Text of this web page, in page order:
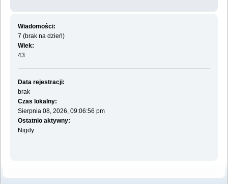
Wiadomości:
7 (brak na dzień)
Wiek:
43
Data rejestracji:
brak
Czas lokalny:
Sierpnia 08, 2026, 09:06:56 pm
Ostatnio aktywny:
Nigdy